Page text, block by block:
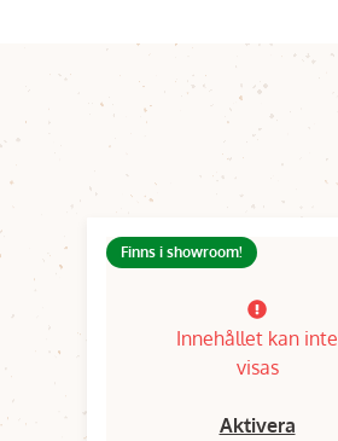
Finns i showroom!
Innehållet kan inte
visas
Aktivera